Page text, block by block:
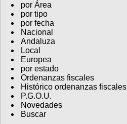
por Área
por tipo
por fecha
Nacional
Andaluza
Local
Europea
por estado
Ordenanzas fiscales
Histórico ordenanzas fiscales
P.G.O.U.
Novedades
Buscar